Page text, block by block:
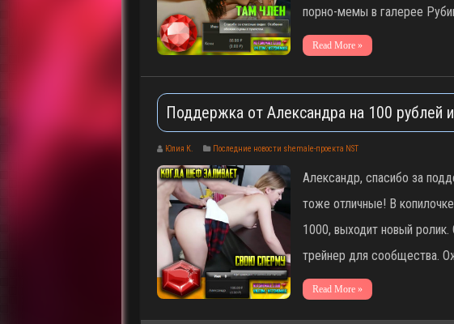
порно-мемы в галерее
Read More »
Поддержка от Александра на 100 рублей
Юлия К. Последние новости shemale-проекта NST
Александр, спасибо за
тоже отличные! В
1000, выходит новый
трейнер для сообщества.
Read More »